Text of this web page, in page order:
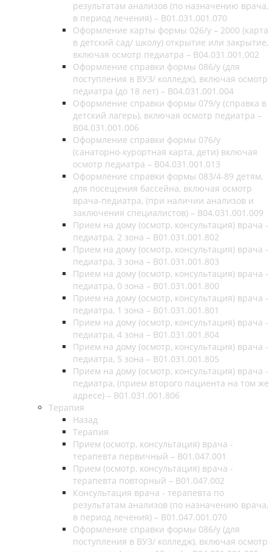
результатам анализов (по назначению врача,
в период лечения) – B01.031.001.070
Оформление карты формы 026/у – 2000 (карта
в детский сад/ школу) открытие или закрытие,
включая осмотр педиатра – B04.031.001.002
Оформление справки формы 086/у (для
поступления в ВУЗ/ колледж), включая осмотр
педиатра (до 18 лет) – B04.031.001.004
Оформление справки формы 079/у (справка в
детский лагерь), включая осмотр педиатра –
B04.031.001.006
Оформление справки формы 076/у
(санаторно-курортная карта, дети) включая
осмотр педиатра – B04.031.001.013
Оформление справки формы 083/4-89 детям,
для посещения бассейна, включая осмотр
врача-педиатра, (при наличии анализов и
заключения специалистов) – B04.031.001.009
Прием на дому (осмотр, консультация) врача -
педиатра, 2 зона – B01.031.001.802
Прием на дому (осмотр, консультация) врача -
педиатра, 3 зона – B01.031.001.803
Прием на дому (осмотр, консультация) врача -
педиатра, 0 зона – B01.031.001.800
Прием на дому (осмотр, консультация) врача -
педиатра, 1 зона – B01.031.001.801
Прием на дому (осмотр, консультация) врача -
педиатра, 4 зона – B01.031.001.804
Прием на дому (осмотр, консультация) врача -
педиатра, 5 зона – B01.031.001.805
Прием на дому (осмотр, консультация) врача -
педиатра, (прием второго пациента на том же
адресе) – B01.031.001.806
Терапия
Назад
Терапия
Прием (осмотр, консультация) врача -
терапевта первичный – B01.047.001
Прием (осмотр, консультация) врача -
терапевта повторный – В01.047.002
Консультация врача - терапевта по
результатам анализов (по назначению врача,
в период лечения) – B01.047.001.070
Оформление справки формы 086/у (для
поступления в ВУЗ/ колледж), включая осмотр